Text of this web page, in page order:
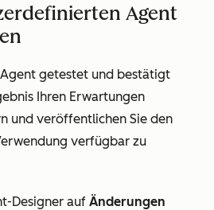
Agent
getestet und bestätigt
Ihren Erwartungen
und veröffentlichen Sie den
verfügbar zu
Designer auf Änderungen